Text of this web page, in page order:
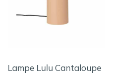
Lampe Lulu Cantaloupe